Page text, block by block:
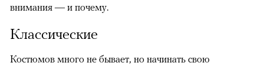
внимания — и почему.
Классические
Костюмов много не бывает, но начинать свою